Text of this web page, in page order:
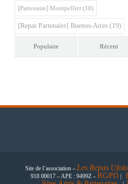
[Partenaire] Montpellier (18)
[Repas Partenaire] Buenos-Aires (19)
Populaire Récent
Site de l’association – Les Repas
918 00017 – APE : 9499Z – RGPD